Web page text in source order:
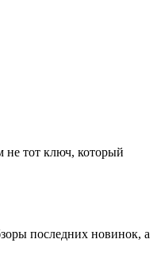
не тот ключ, который
последних новинок, а